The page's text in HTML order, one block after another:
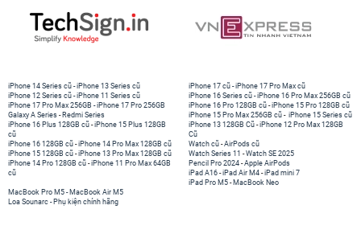
iPhone 14 Series cũ -iPhone 13 Series cũ
iPhone 12 Series cũ -iPhone 11 Series cũ
iPhone 17 Pro Max 256GB -iPhone 17 Pro 256GB
Galaxy A Series - Redmi Series
iPhone 17 cũ -iPhone 17 Pro Max cũ
iPhone 16 Series cũ - iPhone 16 Pro Max 256GB cũ
iPhone 16 Pro 128GB cũ -iPhone 15 Pro 128GB cũ
iPhone 15 Pro Max 256GB cũ - iPhone 15 Series cũ
iPhone 16 Plus 128GB cũ -iPhone 15 Plus 128GB
cũ
iPhone 16 128GB cũ -iPhone 14 Pro Max 128GB cũ
iPhone 15 128GB cũ -iPhone 13 Pro Max 128GB cũ
iPhone 14 Pro 128GB cũ -iPhone 11 Pro Max 64GB
cũ
iPhone 13 128GB Cũ -iPhone 12 Pro Max 128GB
Cũ
Watch cũ -AirPods cũ
Watch Series 11 -Watch SE 2025
Pencil Pro 2024 -Apple AirPods
iPad A16 -iPad Air M4 -iPad mini 7
iPad Pro M5 - MacBook Neo
MacBook Pro M5 - MacBook Air M5
Loa Sounarc - Phụ kiện chính hãng